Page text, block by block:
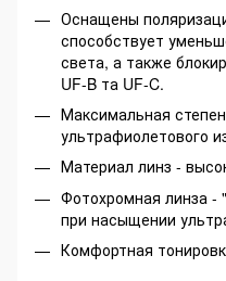
Оснащены
способствует
света, а также
UF-B та UF-C.
Максимальная
ультрафиолетового
Материал линз -
Фотохромная линза -
при насыщении
Комфортная